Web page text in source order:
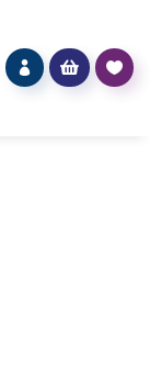
  